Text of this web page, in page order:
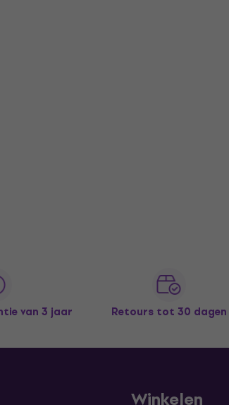
van 3 jaar Retours tot 30 dagen
Winkelen